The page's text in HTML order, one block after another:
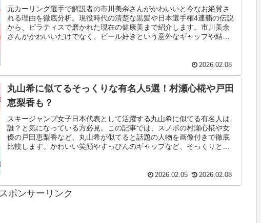
元カーリング選手で解説者の市川美余さんがかわいいと今なお絶賛さ
れる理由を徹底分析。現役時代の清楚な黒髪や日本選手権4連覇の伝説
から、ピラティスで磨かれた現在の健康美まで紹介します。市川美余
さんがかわいいだけでなく、ビール好きという意外なギャップや結婚
2026.02.08
丸山希に似てるそっくりな有名人5選！村瀬心椛や戸田
恵梨香も？
スキージャンプ女子日本代表として活躍する丸山希に似てる有名人は
誰？と気になっている方必見。この記事では、スノボの村瀬心椛や女
優の戸田恵梨香など、丸山希が似てると話題の人物を画像付きで徹底
比較します。かわいい笑顔やすっぴんのギャップなど、そっくりと言
2026.02.05 2026.02.08
スポンサーリンク